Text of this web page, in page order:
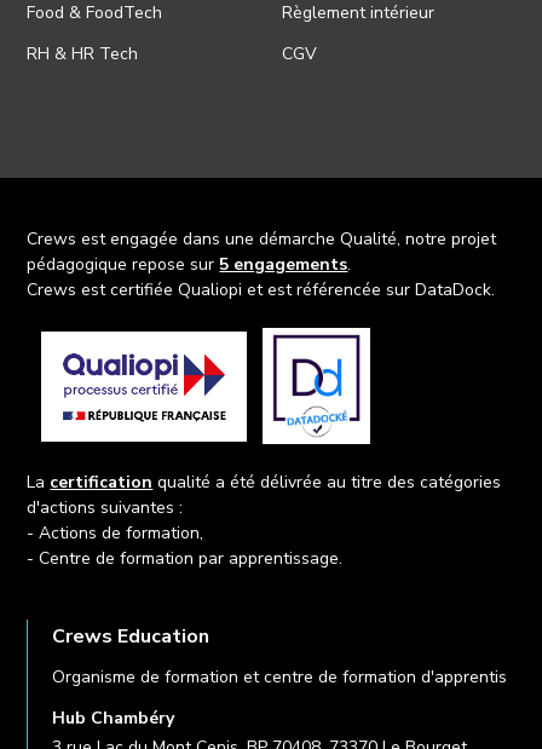
Food & FoodTech
RH & HR Tech
Règlement intérieur
CGV
Crews est engagée dans une démarche Qualité, notre projet
pédagogique repose sur 5 engagements.
Crews est certifiée Qualiopi et est référencée sur DataDock.
La certification qualité a été délivrée au titre des catégories
d'actions suivantes :
- Actions de formation,
- Centre de formation par apprentissage.
Crews Education
Organisme de formation et centre de formation d'apprentis
Hub Chambéry